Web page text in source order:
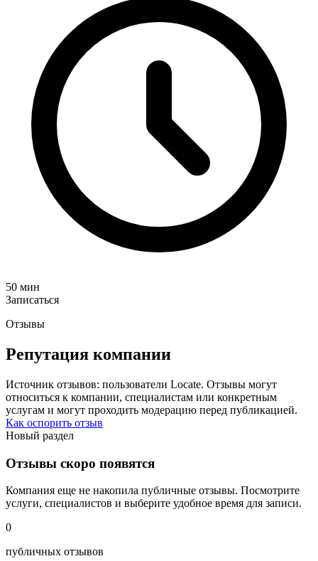
50 мин
Записаться
Отзывы
Репутация компании
Источник отзывов: пользователи Locate. Отзывы могут
относиться к компании, специалистам или конкретным
услугам и могут проходить модерацию перед публикацией.
Как оспорить отзыв
Новый раздел
Отзывы скоро появятся
Компания еще не накопила публичные отзывы. Посмотрите
услуги, специалистов и выберите удобное время для записи.
0
публичных отзывов